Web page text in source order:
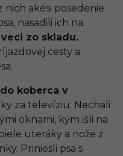
nich akési posedenie.
nasadili ich na
zo skladu.
cesty a
koberca v
za televíziu. Nechali
oknami, kým išli na
uteráky a nože z
Priniesli psa s